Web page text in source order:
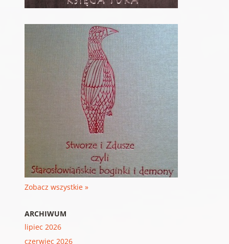
Zobacz wszystkie »
ARCHIWUM
lipiec 2026
czerwiec 2026